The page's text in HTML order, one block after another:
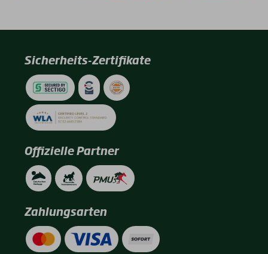
Sicherheits-Zertifikate
Offizielle Partner
Zahlungsarten